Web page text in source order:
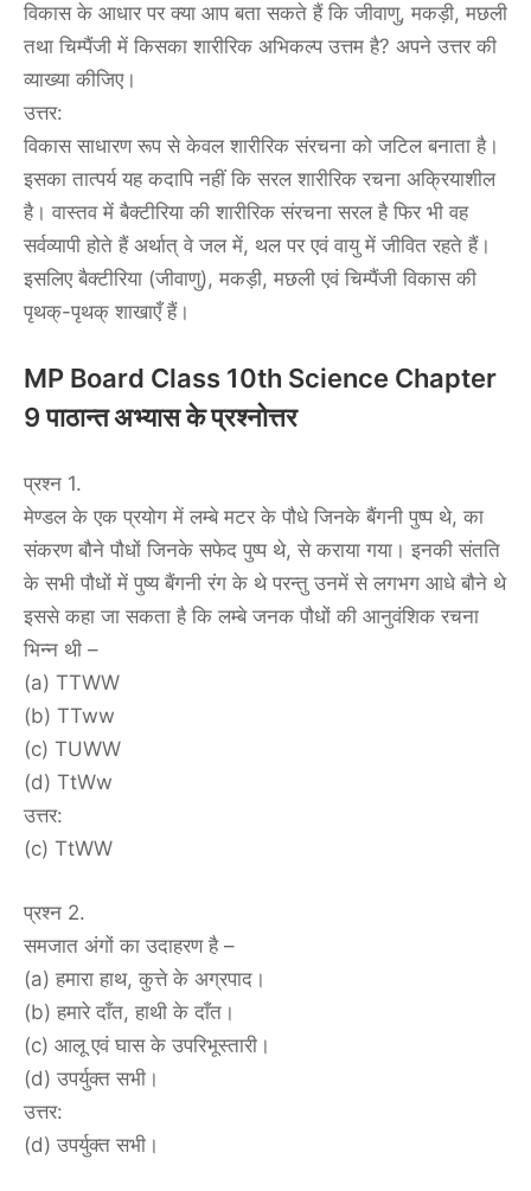
विकास के आधार पर क्या आप बता सकते हैं कि जीवाणु, मकड़ी, मछली
तथा चिम्पैंजी में किसका शारीरिक अभिकल्प उत्तम है? अपने उत्तर की
व्याख्या कीजिए।
उत्तर:
विकास साधारण रूप से केवल शारीरिक संरचना को जटिल बनाता है।
इसका तात्पर्य यह कदापि नहीं कि सरल शारीरिक रचना अक्रियाशील
है। वास्तव में बैक्टीरिया की शारीरिक संरचना सरल है फिर भी वह
सर्वव्यापी होते हैं अर्थात् वे जल में, थल पर एवं वायु में जीवित रहते हैं।
इसलिए बैक्टीरिया (जीवाणु), मकड़ी, मछली एवं चिम्पैंजी विकास की
पृथक्-पृथक् शाखाएँ हैं।
MP Board Class 10th Science Chapter
9 पाठान्त अभ्यास के प्रश्नोत्तर
प्रश्न 1.
मेण्डल के एक प्रयोग में लम्बे मटर के पौधे जिनके बैंगनी पुष्प थे, का
संकरण बौने पौधों जिनके सफेद पुष्प थे, से कराया गया। इनकी संतति
के सभी पौधों में पुष्य बैंगनी रंग के थे परन्तु उनमें से लगभग आधे बौने थे
इससे कहा जा सकता है कि लम्बे जनक पौधों की आनुवंशिक रचना
भिन्न थी –
(a) TTWW
(b) TTww
(c) TUWW
(d) TtWw
उत्तर:
(c) TtWW
प्रश्न 2.
समजात अंगों का उदाहरण है –
(a) हमारा हाथ, कुत्ते के अग्रपाद।
(b) हमारे दाँत, हाथी के दाँत।
(c) आलू एवं घास के उपरिभूस्तारी।
(d) उपर्युक्त सभी।
उत्तर:
(d) उपर्युक्त सभी।